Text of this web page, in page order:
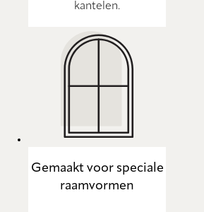
kantelen.
Gemaakt voor speciale
raamvormen